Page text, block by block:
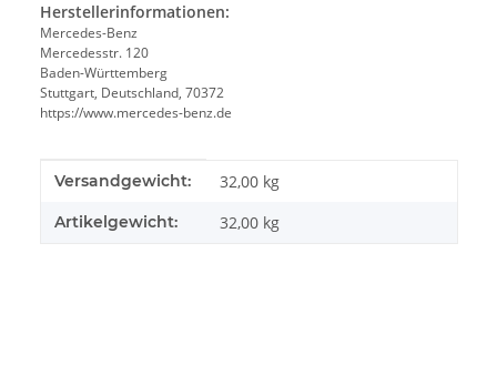
Herstellerinformationen:
Mercedes-Benz
Mercedesstr. 120
Baden-Württemberg
Stuttgart, Deutschland, 70372
https://www.mercedes-benz.de
Produkteigenschaft
Wert
Versandgewicht: 32,00 kg
Artikelgewicht: 32,00 kg